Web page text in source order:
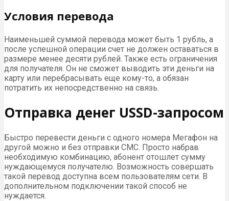
Условия перевода
Наименьшей суммой перевода может быть 1 рубль, а
после успешной операции счет не должен оставаться в
размере менее десяти рублей. Также есть ограничения
для получателя. Он не сможет выводить эти деньги на
карту или перебрасывать еще кому-то, а обязан
потратить их непосредственно на связь.
Отправка денег USSD-запросом
Быстро перевести деньги с одного номера Мегафон на
другой можно и без отправки СМС. Просто набрав
необходимую комбинацию, абонент отошлет сумму
нуждающемуся получателю. Возможность совершать
такой перевод доступна всем пользователям сети. В
дополнительном подключении такой способ не
нуждается.